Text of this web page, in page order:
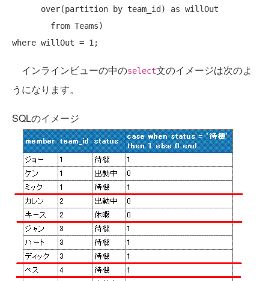
      over(partition
by team_id) as willOut
from
where
インラインビューの中のselect文のイメージは次のよ
うになります。
SQLのイメージ